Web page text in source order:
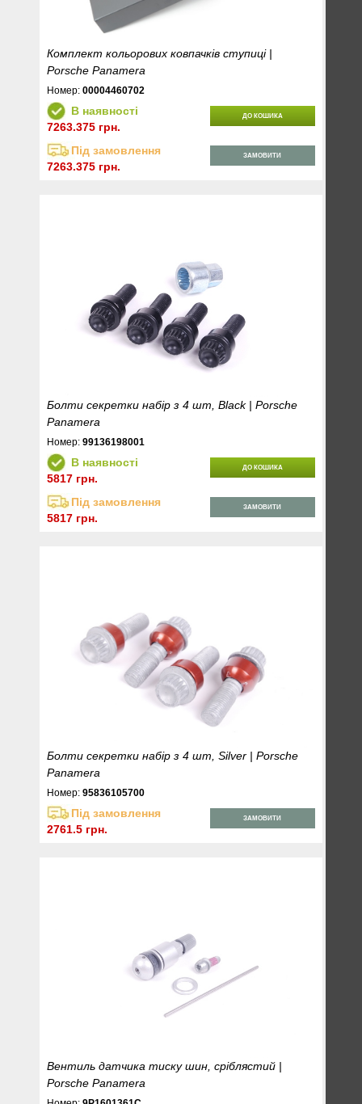
Комплект кольорових ковпачків ступиці |
Porsche Panamera
Номер:00004460702
В наявності
7263.375 грн.
ДО КОШИКА
Під замовлення
7263.375 грн.
ЗАМОВИТИ
Болти секретки набір з 4 шт, Black | Porsche
Panamera
Номер:99136198001
В наявності
5817 грн.
ДО КОШИКА
Під замовлення
5817 грн.
ЗАМОВИТИ
Болти секретки набір з 4 шт, Silver | Porsche
Panamera
Номер:95836105700
Під замовлення
2761.5 грн.
ЗАМОВИТИ
Вентиль датчика тиску шин, сріблястий |
Porsche Panamera